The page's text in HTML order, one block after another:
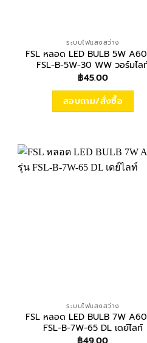
ระบบไฟแสงสว่าง
FSL หลอด LED BULB 5W
FSL-B-5W-30 WW วอร์มไล
฿45.00
สอบถาม/สั่งซื้อ
ระบบไฟแสงสว่าง
FSL หลอด LED BULB 7W
FSL-B-7W-65 DL เดย์ไลท์